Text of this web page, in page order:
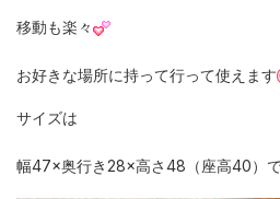
移動も楽々
お好きな場所に持って行って使えます
サイズは
幅47×奥行き28×高さ48（座高40）